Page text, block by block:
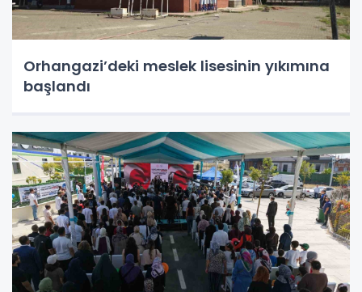
Orhangazi’deki meslek lisesinin yıkımına
başlandı